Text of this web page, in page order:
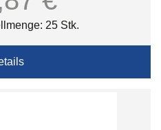
25 Stk.